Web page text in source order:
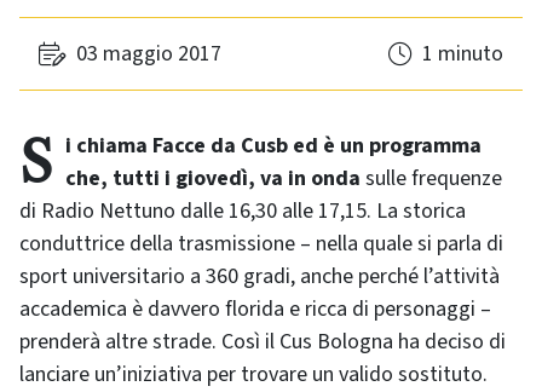
03 maggio 2017 1 minuto
Si chiama Facce da Cusb ed è un programma che, tutti i giovedì, va in onda sulle frequenze
di Radio Nettuno dalle 16,30 alle 17,15. La storica
conduttrice della trasmissione – nella quale si parla di
sport universitario a 360 gradi, anche perché l’attività
accademica è davvero florida e ricca di personaggi –
prenderà altre strade. Così il Cus Bologna ha deciso di
lanciare un’iniziativa per trovare un valido sostituto.